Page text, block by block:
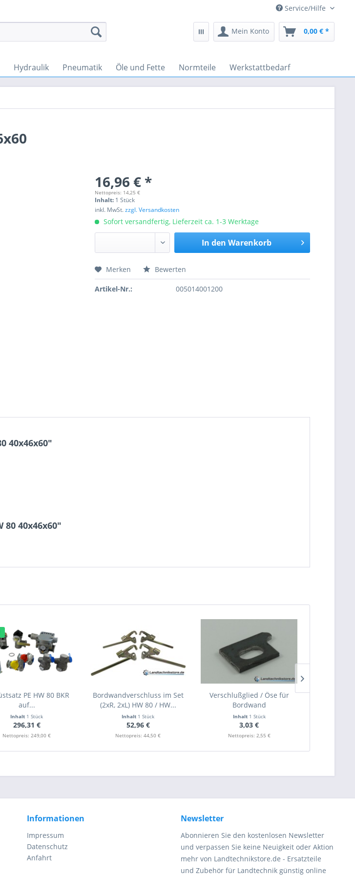
Service/Hilfe
Mein Konto 0,00 € *
Hydraulik Pneumatik Öle und Fette Normteile Werkstattbedarf
16,96 € *
Nettopreis: 14,25 €
Inhalt: 1 Stück
inkl. MwSt.zzgl. Versandkosten
Sofort versandfertig, Lieferzeit ca. 1-3 Werktage
In den Warenkorb
Preis anfragen
Merken Bewerten
Artikel-Nr.: 005014001200
40x46x60"
40x46x60"
PE HW 80 BKR
auf...
Inhalt 1 Stück
296,31 €
Nettopreis: 249,00 €
Bordwandverschluss im Set
(2xR, 2xL) HW 80 / HW...
Inhalt 1 Stück
52,96 €
Nettopreis: 44,50 €
Verschlußglied / Öse für
Bordwand
Inhalt 1 Stück
3,03 €
Nettopreis: 2,55 €
Informationen
Impressum
Datenschutz
Anfahrt
Newsletter
Abonnieren Sie den kostenlosen Newsletter
und verpassen Sie keine Neuigkeit oder Aktion
mehr von Landtechnikstore.de - Ersatzteile
und Zubehör für Landtechnik günstig online